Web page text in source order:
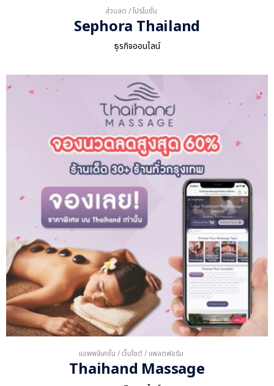
ส่วนลด / โปรโมชั่น
Sephora Thailand
ธุรกิจออนไลน์
แอพพลิเคชั่น / เว็บไซต์ / แพลตฟอร์ม
Thaihand Massage